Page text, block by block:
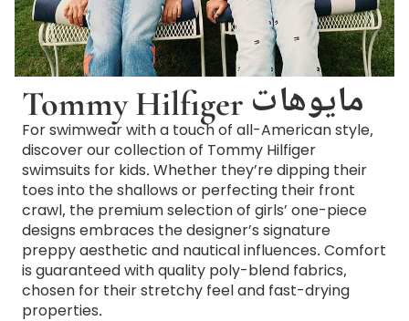
Tommy Hilfiger مايوهات
For swimwear with a touch of all-American style,
discover our collection of Tommy Hilfiger
swimsuits for kids. Whether they’re dipping their
toes into the shallows or perfecting their front
crawl, the premium selection of girls’ one-piece
designs embraces the designer’s signature
preppy aesthetic and nautical influences. Comfort
is guaranteed with quality poly-blend fabrics,
chosen for their stretchy feel and fast-drying
properties.